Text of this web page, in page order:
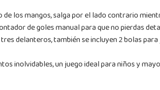
los mangos, salga por el lado contrario
de goles manual para que no pierdas
delanteros, también se incluyen 2 bolas
inolvidables, un juego ideal para niños y